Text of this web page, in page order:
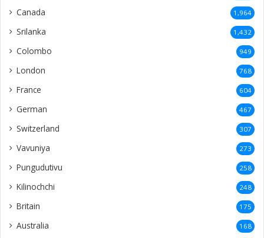
Canada 1,964
Srilanka 1,432
Colombo 949
London 768
France 604
German 467
Switzerland 307
Vavuniya 273
Pungudutivu 258
Kilinochchi 248
Britain 175
Australia 168